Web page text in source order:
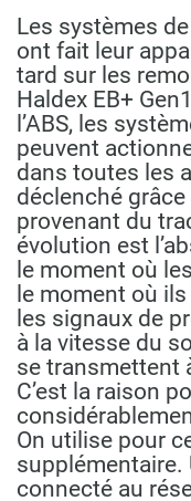
Les systèmes
ont fait leur
tard sur les
Haldex EB+
l’ABS, les
peuvent
dans toutes les
déclenché
provenant du
évolution est
le moment où
le moment où
les signaux de
à la vitesse du
se transmettent
C’est la raison
On utilise pour
supplémentaire.
connecté au